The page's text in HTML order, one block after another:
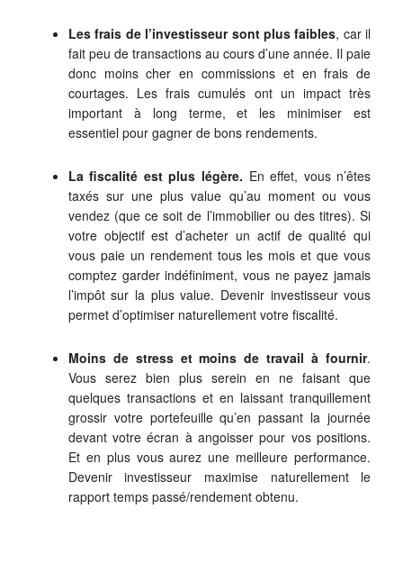
Les frais de l’investisseur sont plus faibles, car il
fait peu de transactions au cours d’une année. Il paie
donc moins cher en commissions et en frais de
courtages. Les frais cumulés ont un impact très
important à long terme, et les minimiser est
essentiel pour gagner de bons rendements.
La fiscalité est plus légère. En effet, vous n’êtes
taxés sur une plus value qu’au moment ou vous
vendez (que ce soit de l’immobilier ou des titres). Si
votre objectif est d’acheter un actif de qualité qui
vous paie un rendement tous les mois et que vous
comptez garder indéfiniment, vous ne payez jamais
l’impôt sur la plus value. Devenir investisseur vous
permet d’optimiser naturellement votre fiscalité.
Moins de stress et moins de travail à fournir.
Vous serez bien plus serein en ne faisant que
quelques transactions et en laissant tranquillement
grossir votre portefeuille qu’en passant la journée
devant votre écran à angoisser pour vos positions.
Et en plus vous aurez une meilleure performance.
Devenir investisseur maximise naturellement le
rapport temps passé/rendement obtenu.